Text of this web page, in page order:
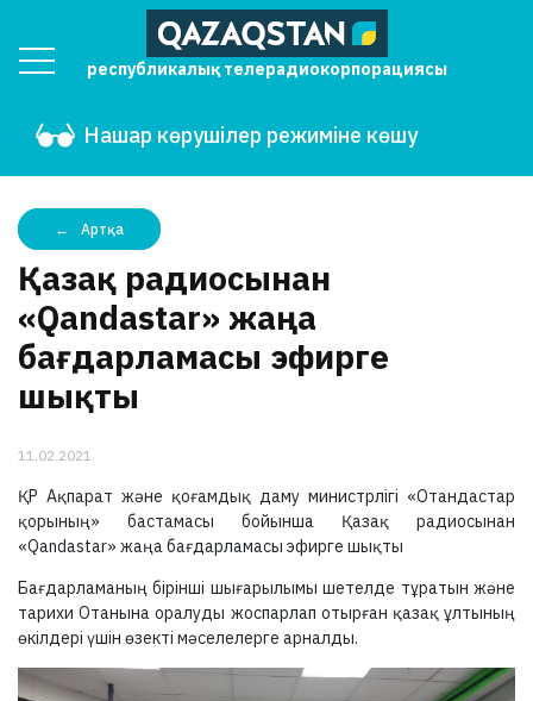
республикалық телерадиокорпорациясы
Нашар көрушілер режиміне көшу
Артқа
Қазақ радиосынан
«Qandastar» жаңа
бағдарламасы эфирге
шықты
11.02.2021
ҚР Ақпарат және қоғамдық даму министрлігі «Отандастар
қорының» бастамасы бойынша Қазақ радиосынан
«Qandastar» жаңа бағдарламасы эфирге шықты
Бағдарламаның бірінші шығарылымы шетелде тұратын және
тарихи Отанына оралуды жоспарлап отырған қазақ ұлтының
өкілдері үшін өзекті мәселелерге арналды.